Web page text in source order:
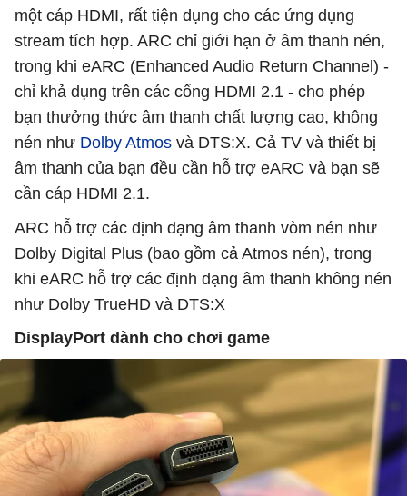
một cáp HDMI, rất tiện dụng cho các ứng dụng
stream tích hợp. ARC chỉ giới hạn ở âm thanh nén,
trong khi eARC (Enhanced Audio Return Channel) -
chỉ khả dụng trên các cổng HDMI 2.1 - cho phép
bạn thưởng thức âm thanh chất lượng cao, không
nén như Dolby Atmos và DTS:X. Cả TV và thiết bị
âm thanh của bạn đều cần hỗ trợ eARC và bạn sẽ
cần cáp HDMI 2.1.
ARC hỗ trợ các định dạng âm thanh vòm nén như
Dolby Digital Plus (bao gồm cả Atmos nén), trong
khi eARC hỗ trợ các định dạng âm thanh không nén
như Dolby TrueHD và DTS:X
DisplayPort dành cho chơi game